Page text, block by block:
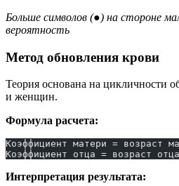
Больше символов (●) на стороне
вероятность
Метод обновления крови
Теория основана на цикличности
и женщин.
Формула расчета:
Коэффициент матери = возраст
Коэффициент отца = возраст
Интерпретация результата: